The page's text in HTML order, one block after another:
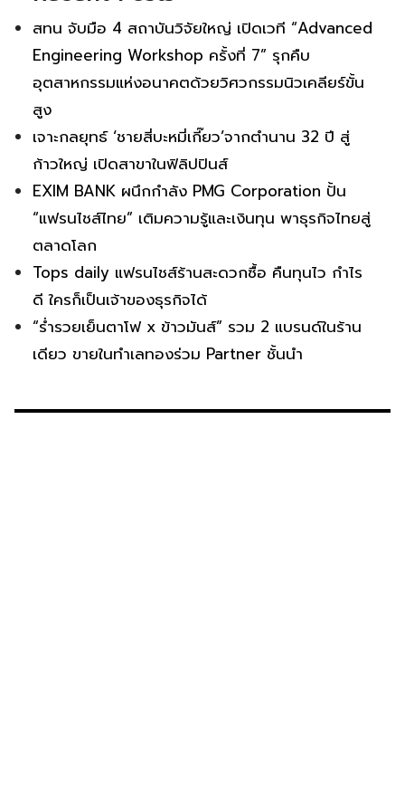
สทน จับมือ 4 สถาบันวิจัยใหญ่ เปิดเวที “Advanced
Engineering Workshop ครั้งที่ 7” รุกคืบ
อุตสาหกรรมแห่งอนาคตด้วยวิศวกรรมนิวเคลียร์ขั้น
สูง
เจาะกลยุทธ์ ‘ชายสี่บะหมี่เกี๊ยว’จากตำนาน 32 ปี สู่
ก้าวใหญ่ เปิดสาขาในฟิลิปปินส์
EXIM BANK ผนึกกำลัง PMG Corporation ปั้น
“แฟรนไชส์ไทย” เติมความรู้และเงินทุน พาธุรกิจไทยสู่
ตลาดโลก
Tops daily แฟรนไชส์ร้านสะดวกซื้อ คืนทุนไว กำไร
ดี ใครก็เป็นเจ้าของธุรกิจได้
“ร่ำรวยเย็นตาโฟ x ข้าวมันส์” รวม 2 แบรนด์ในร้าน
เดียว ขายในทำเลทองร่วม Partner ชั้นนำ